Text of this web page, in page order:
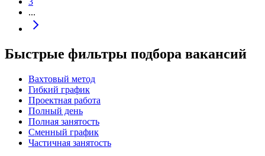
...
Быстрые фильтры подбора вакансий
Вахтовый метод
Гибкий график
Проектная работа
Полный день
Полная занятость
Сменный график
Частичная занятость